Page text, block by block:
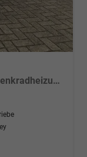
1.0 T-GDI 90PS 5-türig Sitzheizung Lenkradheizung Rückf.Kamera PDC Klima Apple CarPlay Android Auto Tempomat Touchscreen